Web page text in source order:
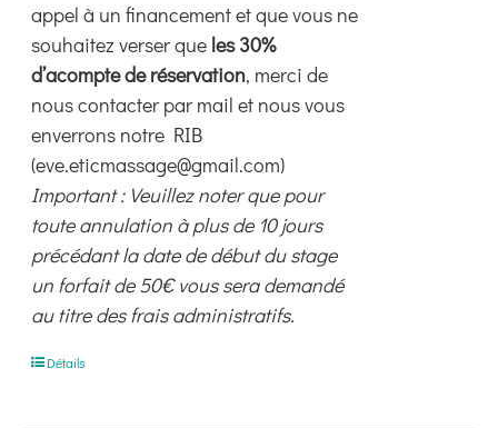
appel à un financement et que vous ne
souhaitez verser que les 30%
d’acompte de réservation, merci de
nous contacter par mail et nous vous
enverrons notre RIB
(eve.eticmassage@gmail.com)
Important : Veuillez noter que pour
toute annulation à plus de 10 jours
précédant la date de début du stage
un forfait de 50€ vous sera demandé
au titre des frais administratifs.
Détails